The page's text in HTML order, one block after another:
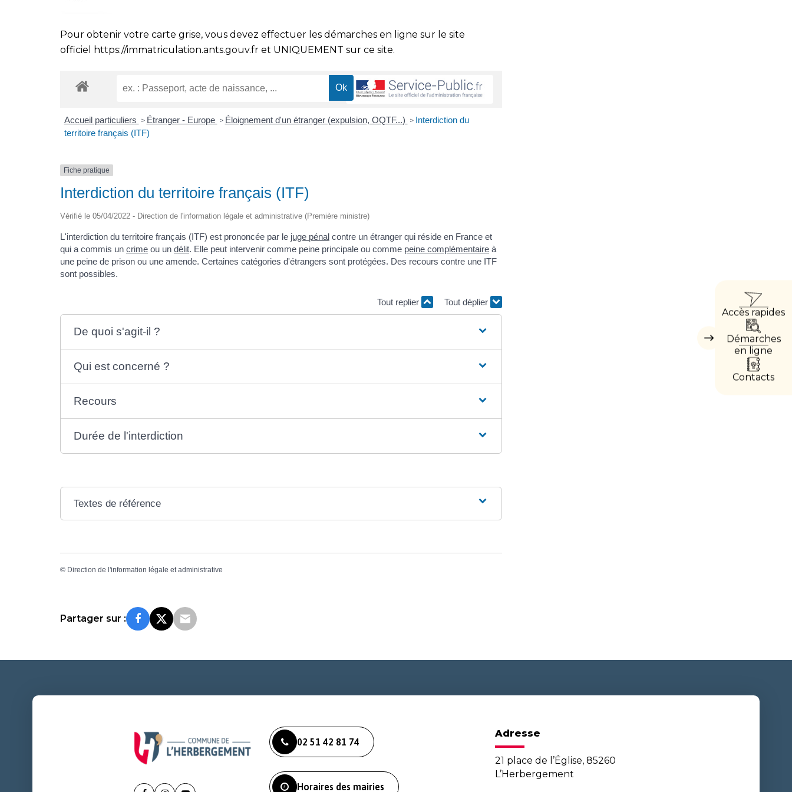
Masquer
Accès rapides
Démarches
en ligne
Contacts
Pour obtenir votre carte grise, vous devez effectuer les démarches en ligne sur le site
officiel
https://immatriculation.ants.gouv.fr et UNIQUEMENT sur ce site.
Accueil particuliers > Étranger - Europe > Éloignement d'un étranger (expulsion, OQTF...) > Interdiction du
territoire français (ITF)
Fiche pratique
Interdiction du territoire français (ITF)
Vérifié le 05/04/2022 - Direction de l'information légale et administrative (Première ministre)
L'interdiction du territoire français (ITF) est prononcée par le juge pénal contre un étranger qui réside en France et
qui a commis un crime ou un délit. Elle peut intervenir comme peine principale ou comme peine complémentaire à
une peine de prison ou une amende. Certaines catégories d'étrangers sont protégées. Des recours contre une ITF
sont possibles.
Tout replier Tout déplier
De quoi s'agit-il ?
Qui est concerné ?
Recours
Durée de l'interdiction
Textes de référence
© Direction de l'information légale et administrative
Partager sur :
02 51 42 81 74
Horaires des mairies
Adresse
21 place de l’Église, 85260
L’Herbergement